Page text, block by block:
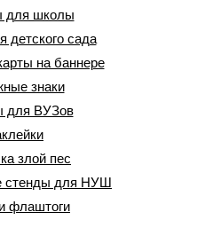
для школы
детского сада
на баннере
знаки
для ВУЗов
злой пес
стенды для НУШ
флаштоги